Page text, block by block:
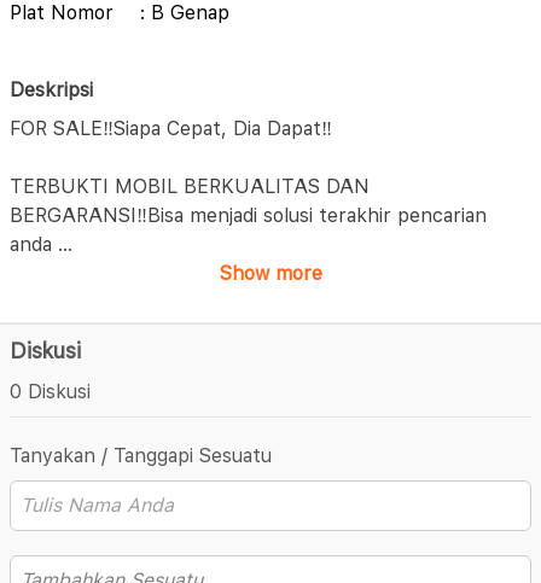
Plat Nomor
: B Genap
Deskripsi
FOR SALE‼️Siapa Cepat, Dia Dapat‼️
TERBUKTI MOBIL BERKUALITAS DAN
BERGARANSI‼️Bisa menjadi solusi terakhir pencarian
anda ...
Show more
Diskusi
0 Diskusi
Tanyakan / Tanggapi Sesuatu